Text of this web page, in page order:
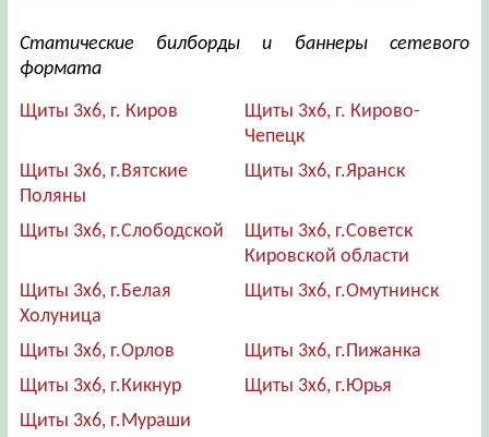
Статические билборды и баннеры сетевого
формата
Щиты 3х6, г. Киров
Щиты 3х6, г. Кирово-
Чепецк
Щиты 3х6, г.Вятские
Поляны
Щиты 3х6, г.Яранск
Щиты 3х6, г.Слободской
Щиты 3х6, г.Советск
Кировской области
Щиты 3х6, г.Белая
Холуница
Щиты 3х6, г.Омутнинск
Щиты 3х6, г.Орлов
Щиты 3х6, г.Пижанка
Щиты 3х6, г.Кикнур
Щиты 3х6, г.Юрья
Щиты 3х6, г.Мураши